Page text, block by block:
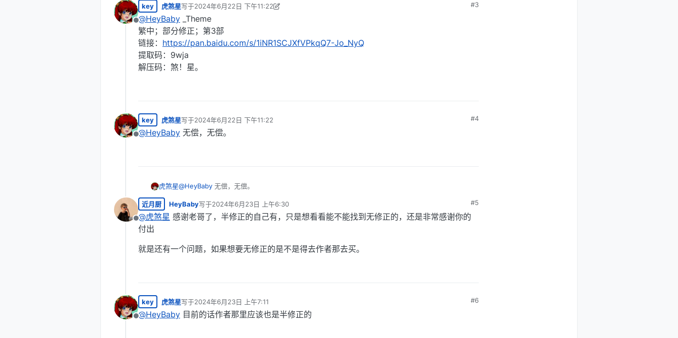
离线
key 虎煞星写于2024年6月22日 下午11:22
最后由 虎煞星 编辑2024年6月22日 下午6:23
#3
@HeyBaby _Theme
繁中；部分修正；第3部
链接： https://pan.baidu.com/s/1iNR1SCJXfVPkqQ7-Jo_NyQ
提取码：9wja
解压码：煞！星。
离线
key 虎煞星写于2024年6月22日 下午11:22
最后由 编辑
#4
@HeyBaby 无偿，无偿。
虎煞星@HeyBaby 无偿，无偿。
离线
近月厨 HeyBaby写于2024年6月23日 上午6:30
最后由 编辑
#5
@虎煞星 感谢老哥了，半修正的自己有，只是想看看能不能找到无修正的，还是非常感谢你的
付出
就是还有一个问题，如果想要无修正的是不是得去作者那去买。
离线
key 虎煞星写于2024年6月23日 上午7:11
最后由 编辑
#6
@HeyBaby 目前的话作者那里应该也是半修正的